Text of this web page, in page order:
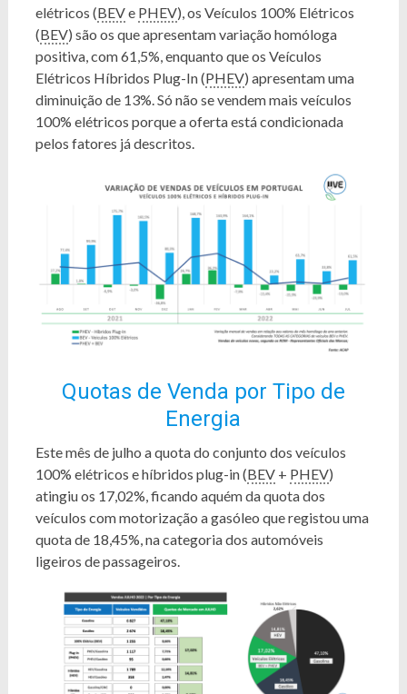
elétricos (BEVe PHEV), os Veículos 100% Elétricos
(BEV) são os que apresentam variação homóloga
positiva, com 61,5%, enquanto que os Veículos
Elétricos Híbridos Plug-In (PHEV) apresentam uma
diminuição de 13%. Só não se vendem mais veículos
100% elétricos porque a oferta está condicionada
pelos fatores já descritos.
Quotas de Venda por Tipo de
Energia
Este mês de julho a quota do conjunto dos veículos
100% elétricos e híbridos plug-in (BEV+ PHEV)
atingiu os 17,02%, ficando aquém da quota dos
veículos com motorização a gasóleo que registou uma
quota de 18,45%, na categoria dos automóveis
ligeiros de passageiros.